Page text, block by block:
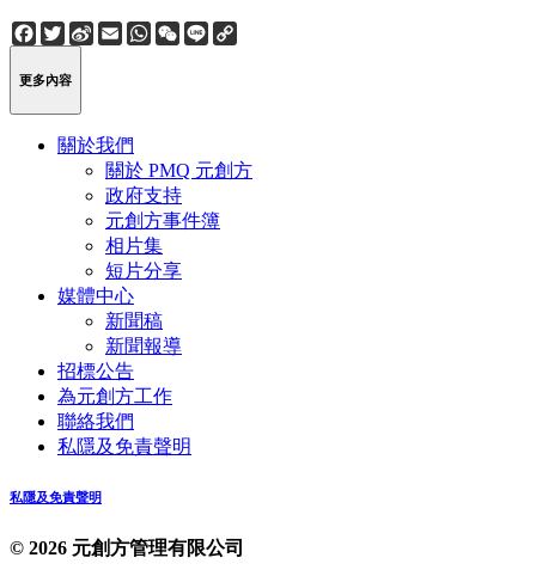
Facebook
Twitter
Sina
Weibo
EmailWhatsApp
WeChat
Line
更多內容
關於我們
關於 PMQ 元創方
政府支持
元創方事件簿
相片集
短片分享
媒體中心
新聞稿
新聞報導
招標公告
為元創方工作
聯絡我們
私隱及免責聲明
私隱及免責聲明
© 2026 元創方管理有限公司